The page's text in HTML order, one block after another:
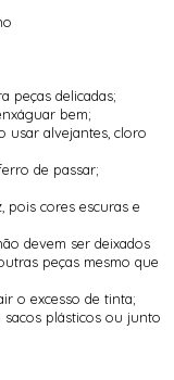
peças delicadas;
bem;
usar alvejantes, cloro
de passar;
pois cores escuras e
devem ser deixados
peças mesmo que
o excesso de tinta;
plásticos ou junto